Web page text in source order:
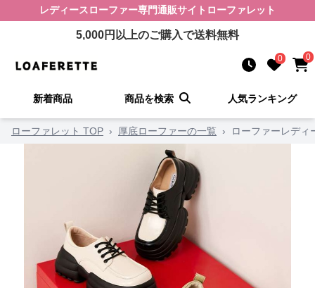
レディースローファー専門通販サイト ローファレット
5,000円以上のご購入で送料無料
0 0
新着商品 商品を検索 人気ランキング
ローファレット TOP › 厚底ローファーの一覧 › ローファーレディ